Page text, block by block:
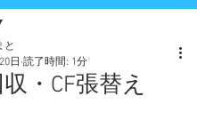
・CF張替え
と
日 読了時間: 1分